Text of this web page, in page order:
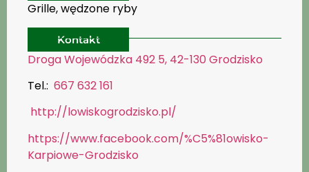
Grille, wędzone ryby
Kontakt
Droga Wojewódzka 492 5, 42-130 Grodzisko
Tel.: 667 632 161
http://lowiskogrodzisko.pl/
https://www.facebook.com/%C5%81owisko-
Karpiowe-Grodzisko